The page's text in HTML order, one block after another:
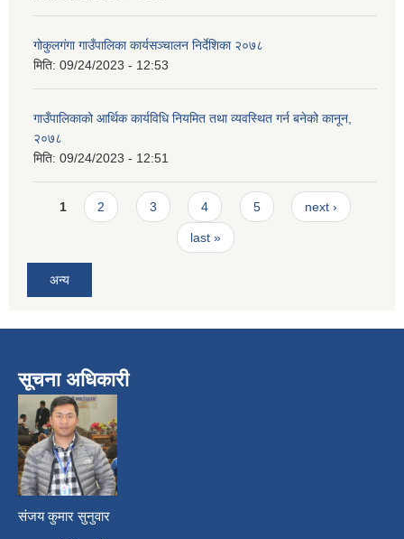
गोकुलगंगा गाउँपालिका कार्यसञ्चालन निर्देशिका २०७८
मिति: 09/24/2023 - 12:53
गाउँपालिकाको आर्थिक कार्यविधि नियमित तथा व्यवस्थित गर्न बनेको कानून,
२०७८
मिति: 09/24/2023 - 12:51
Pages
1 2 3 4 5 next ›
last »
अन्य
सूचना अधिकारी
संजय कुमार सुनुवार